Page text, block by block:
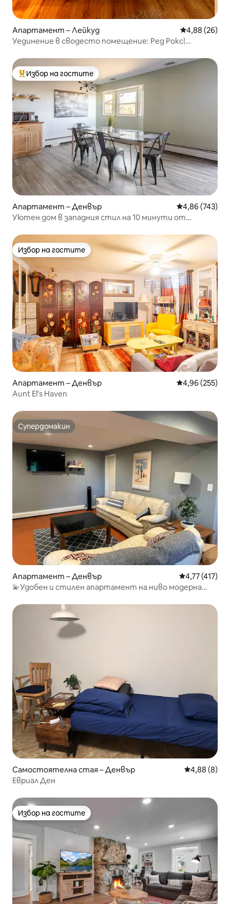
Апартамент – Лейкуд Средна
4,88 (26)
Уединение в сводесто помещение: Ред Рокс|
Най-популярен избор на гостите
Избор на гостите
Апартамент – Денвър Средна
4,86 (743)
Уютен дом в западния стил на 10 минути от
Избор на гостите
Избор на гостите
Апартамент – Денвър Средна
4,96 (255)
Aunt El's Haven
Супердомакин
Супердомакин
Апартамент – Денвър Средна
4,77 (417)
💫Удобен и стилен апартамент на ниво модерна
Самостоятелна стая – Денвър Средна
4,88 (8)
Евриал Ден
Избор на гостите
Избор на гостите